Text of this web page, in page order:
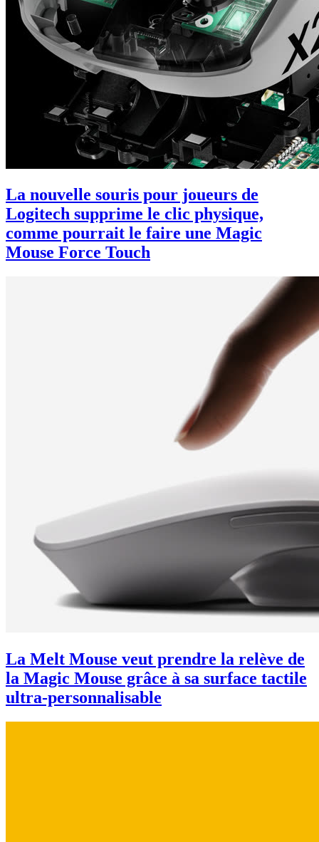
La nouvelle souris pour joueurs de
Logitech supprime le clic physique,
comme pourrait le faire une Magic
Mouse Force Touch
La Melt Mouse veut prendre la relève de
la Magic Mouse grâce à sa surface tactile
ultra-personnalisable